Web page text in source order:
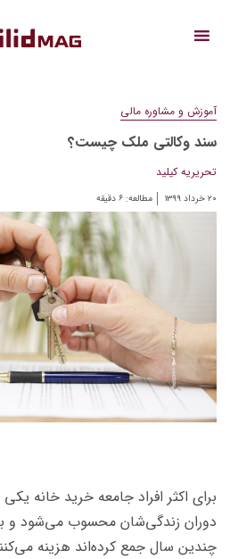
آموزش و مشاوره مالی
سند وکالتی ملک چیست؟
تحریریه کیلید
۲۰ خرداد ۱۳۹۹ مطالعه: ۶ دقیقه
برای اکثر افراد جامعه خرید خانه
دوران زندگی‌شان محسوب می‌شود و
چندین سال جمع کرده‌اند هزینه